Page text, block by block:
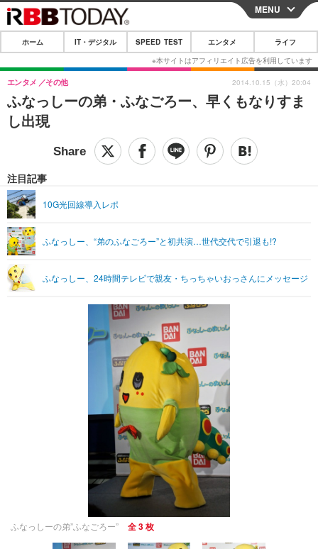
CLOSE
ホーム
IT・デジタル
IT・デジタルTOP スマートフォン
ショッピング その他
SPEED TEST
エンタメTOP 映画・ドラマ
グラビア ブログ
ショッピング その他
ライフTOP
リリース一覧
プッシュ通知の停止方法
MENU
ホーム IT・デジタル SPEED TEST エンタメ ライフ
ふなっしーの弟・ふなごろー、早くもなりすま
し出現
エンタメ その他
注目記事
10G光回線導入レポ
ふなっしー、“弟のふなごろー”と初共演…世代交代で引退も!?
ふなっしー、24時間テレビで親友・ちっちゃいおっさんにメッセージ
2014.10.15（水）20:04
ふなっしーの弟”ふなごろー” 全 3 枚